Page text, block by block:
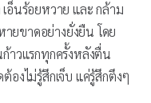
อ็นร้อยหวาย และ กล้าม
ยขาดอย่างยั่งยืน โดย
าวแรกทุกครั้งหลังตื่น
งไม่รู้สึกเจ็บ แค่รู้สึกตึงๆ